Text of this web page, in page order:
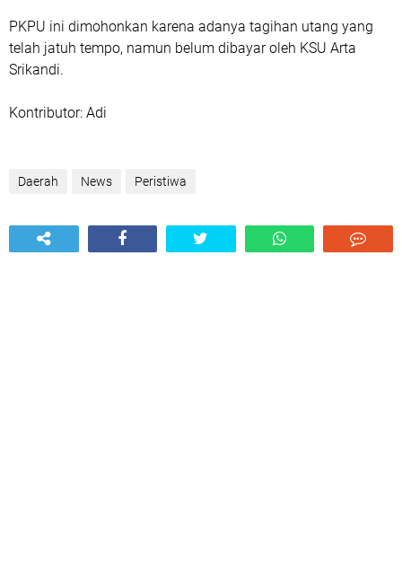
PKPU ini dimohonkan karena adanya tagihan utang yang
telah jatuh tempo, namun belum dibayar oleh KSU Arta
Srikandi.
Kontributor: Adi
Daerah News Peristiwa